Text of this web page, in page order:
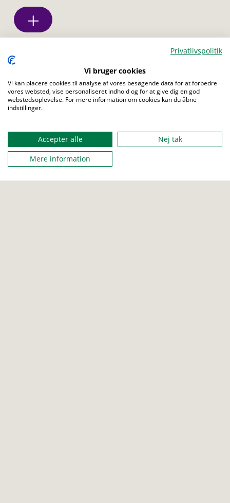
Privatlivspolitik
Vi bruger cookies
Vi kan placere cookies til analyse af vores besøgende data for at forbedre
vores websted, vise personaliseret indhold og for at give dig en god
webstedsoplevelse. For mere information om cookies kan du åbne
indstillinger.
Accepter alle
Nej tak
Mere information